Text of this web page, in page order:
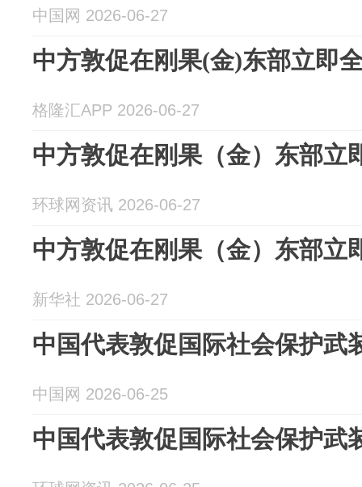
中国网 2026-06-27
中方敦促在刚果(金)东部立即
格隆汇APP 2026-06-27
中方敦促在刚果（金）东部立
环球网资讯 2026-06-27
中方敦促在刚果（金）东部立
新华社 2026-06-27
中国代表敦促国际社会保护武
中国网 2026-06-25
中国代表敦促国际社会保护武